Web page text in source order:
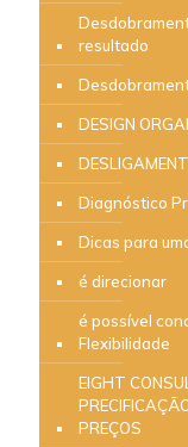
resultado
DESIGN
Diagnóstico
Dicas para
é direcionar
é possível
Flexibilidade
EIGHT
PREÇOS